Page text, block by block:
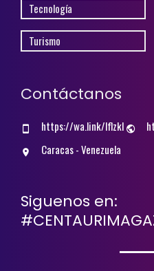
Tecnología
Turismo
Contáctanos
https://wa.link/lflzkl
Caracas - Venezuela
Siguenos en: